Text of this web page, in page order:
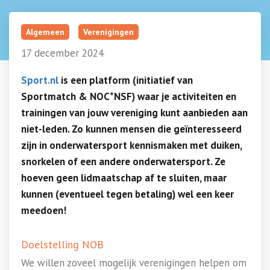
Algemeen Verenigingen
17 december 2024
Sport.nl is een platform (initiatief van
Sportmatch & NOC*NSF) waar je activiteiten en
trainingen van jouw vereniging kunt aanbieden aan
niet-leden. Zo kunnen mensen die geïnteresseerd
zijn in onderwatersport kennismaken met duiken,
snorkelen of een andere onderwatersport. Ze
hoeven geen lidmaatschap af te sluiten, maar
kunnen (eventueel tegen betaling) wel een keer
meedoen!
Doelstelling NOB
We willen zoveel mogelijk verenigingen helpen om